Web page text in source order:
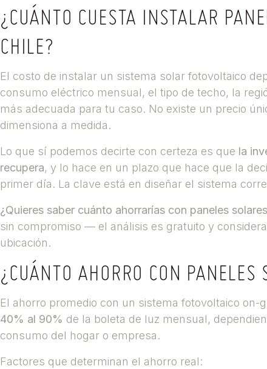
¿CUÁNTO CUESTA INSTALAR
CHILE?
El costo de instalar un sistema solar fotovoltaico
consumo eléctrico mensual, el tipo de techo, la
más adecuada para tu caso. No existe un precio
dimensiona a medida.
Lo que sí podemos decirte con certeza es que la
recupera, y lo hace en un plazo que hace que la
primer día. La clave está en diseñar el sistema
¿Quieres saber cuánto ahorrarías con paneles
sin compromiso — el análisis es gratuito y
ubicación.
¿CUÁNTO AHORRO CON PANELES
El ahorro promedio con un sistema fotovoltaico on-
40% al 90% de la boleta de luz mensual,
consumo del hogar o empresa.
Factores que determinan el ahorro real: